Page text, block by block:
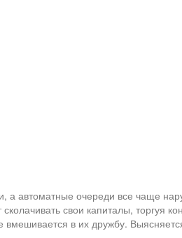
автоматные очереди все чаще
свои капиталы, торгуя
в их дружбу.